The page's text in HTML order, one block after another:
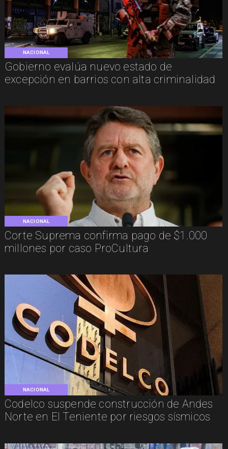
NACIONAL
Gobierno evalúa nuevo estado de
excepción en barrios con alta criminalidad
NACIONAL
Corte Suprema confirma pago de $1.000
millones por caso ProCultura
NACIONAL
Codelco suspende construcción de Andes
Norte en El Teniente por riesgos sísmicos